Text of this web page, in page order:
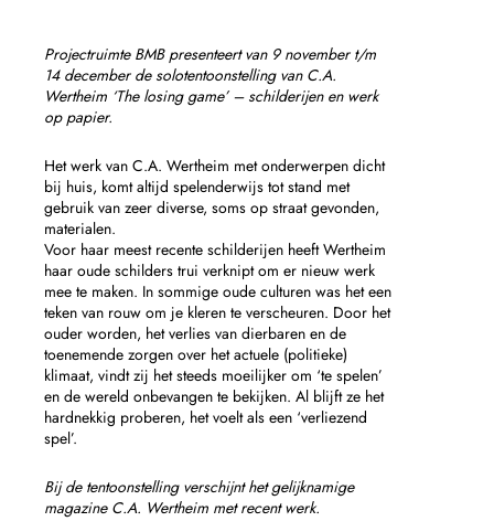
Projectruimte BMB presenteert van 9 november t/m
14 december de solotentoonstelling van C.A.
Wertheim ‘The losing game’ – schilderijen en werk
op papier.
Het werk van C.A. Wertheim met onderwerpen dicht
bij huis, komt altijd spelenderwijs tot stand met
gebruik van zeer diverse, soms op straat gevonden,
materialen.
Voor haar meest recente schilderijen heeft Wertheim
haar oude schilders trui verknipt om er nieuw werk
mee te maken. In sommige oude culturen was het een
teken van rouw om je kleren te verscheuren. Door het
ouder worden, het verlies van dierbaren en de
toenemende zorgen over het actuele (politieke)
klimaat, vindt zij het steeds moeilijker om ‘te spelen’
en de wereld onbevangen te bekijken. Al blijft ze het
hardnekkig proberen, het voelt als een ‘verliezend
spel’.
Bij de tentoonstelling verschijnt het gelijknamige
magazine C.A. Wertheim met recentwerk.